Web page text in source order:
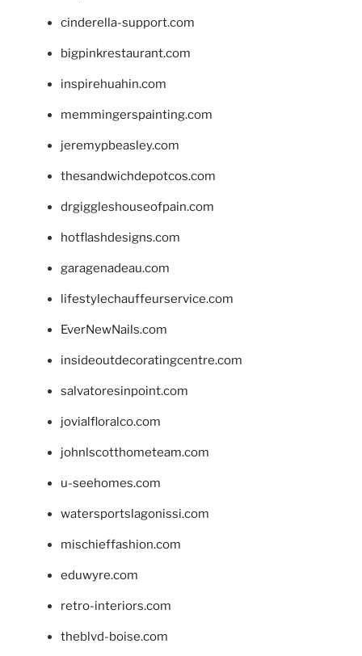
cinderella-support.com
bigpinkrestaurant.com
inspirehuahin.com
memmingerspainting.com
jeremypbeasley.com
thesandwichdepotcos.com
drgiggleshouseofpain.com
hotflashdesigns.com
garagenadeau.com
lifestylechauffeurservice.com
EverNewNails.com
insideoutdecoratingcentre.com
salvatoresinpoint.com
jovialfloralco.com
johnlscotthometeam.com
u-seehomes.com
watersportslagonissi.com
mischieffashion.com
eduwyre.com
retro-interiors.com
theblvd-boise.com